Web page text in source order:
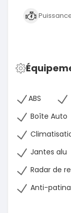
ABS
Boîte Auto
Jantes alu
Radar de
Anti-